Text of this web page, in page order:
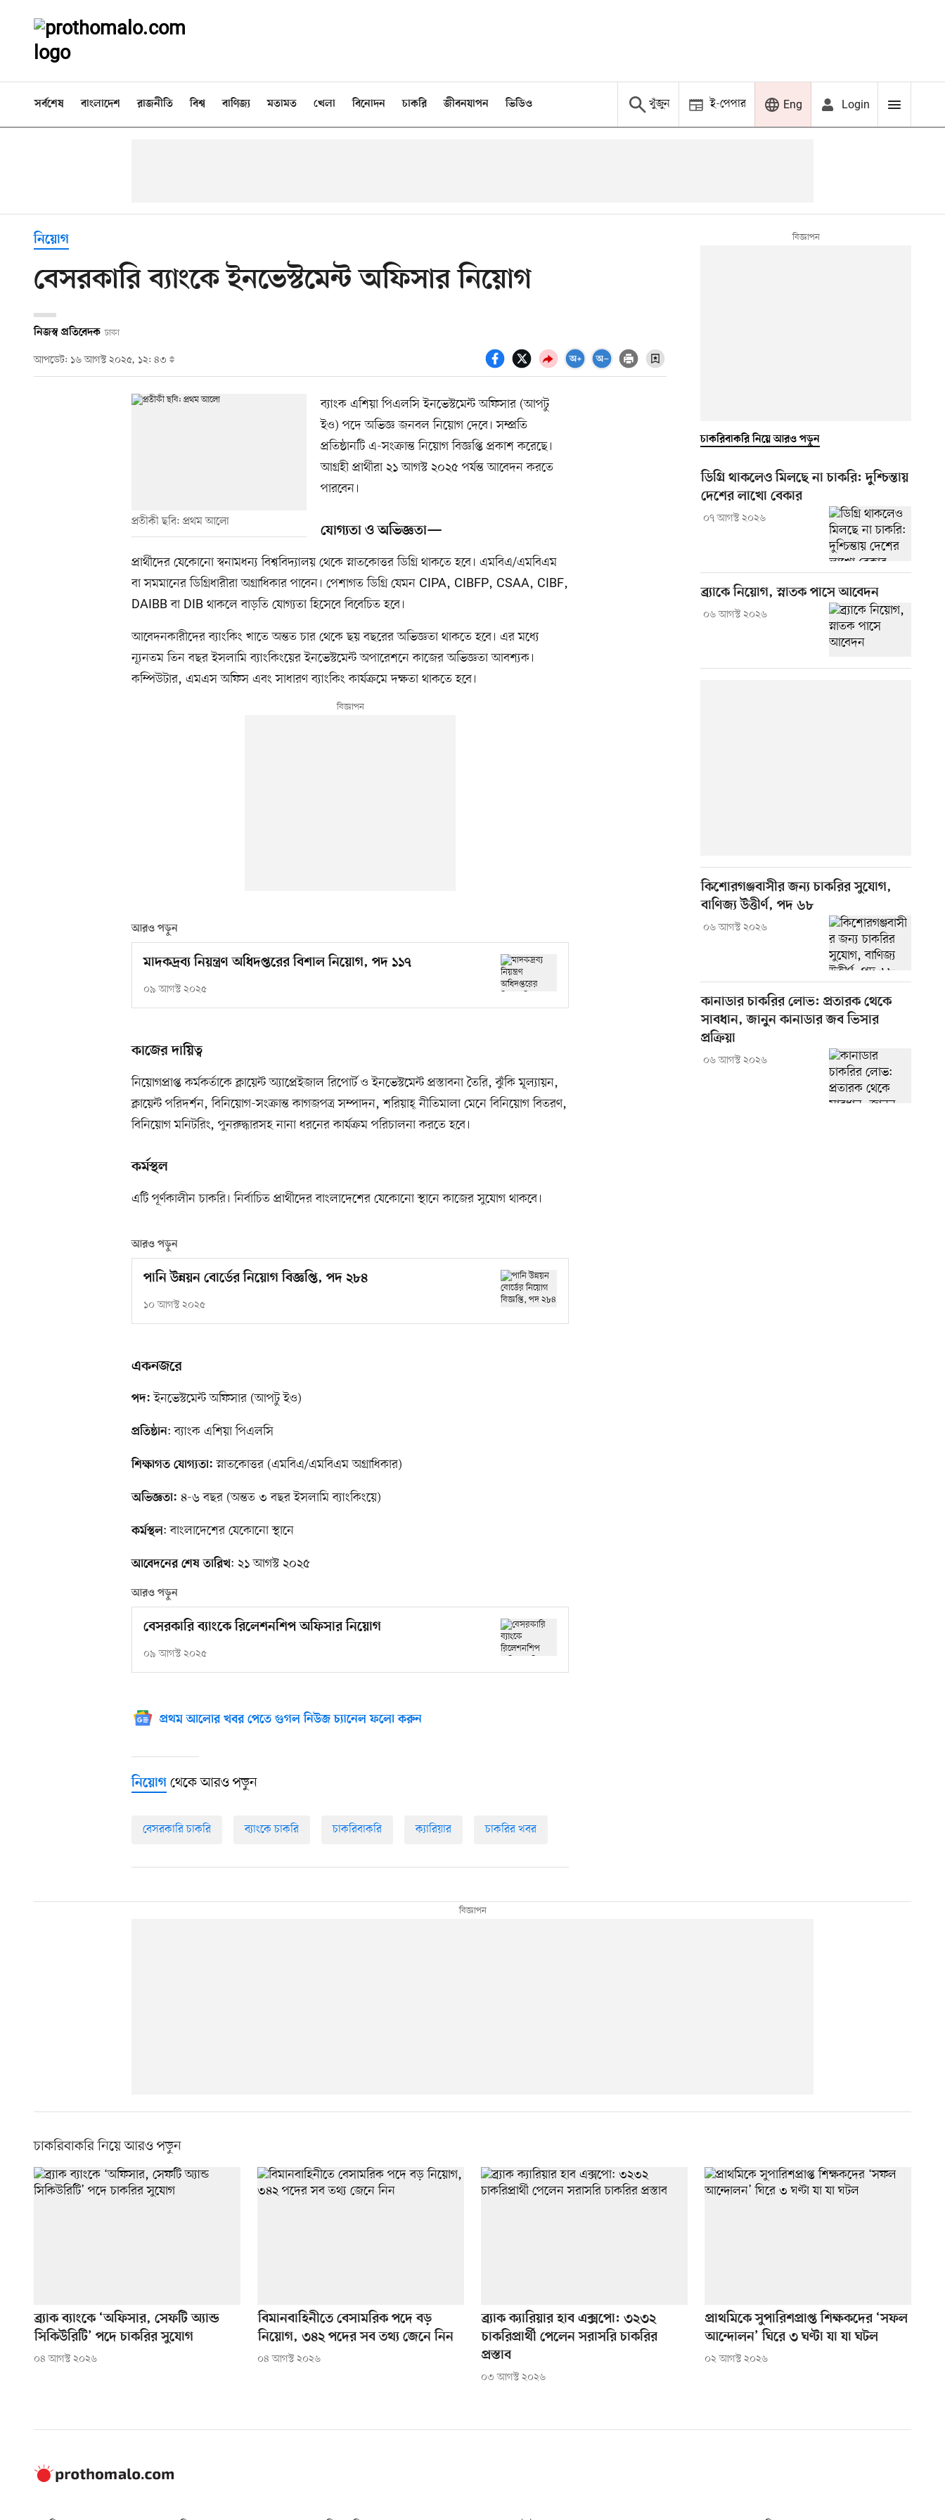
সর্বশেষ বাংলাদেশ রাজনীতি বিশ্ব বাণিজ্য মতামত খেলা বিনোদন চাকরি জীবনযাপন ভিডিও খুঁজুন ই-পেপার Eng Login
নিয়োগ
বেসরকারি ব্যাংকে ইনভেস্টমেন্ট অফিসার নিয়োগ
নিজস্ব প্রতিবেদক ঢাকা
আপডেট: ১৬ আগস্ট ২০২৫, ১২: ৪৩
প্রতীকী ছবি: প্রথম আলো
ব্যাংক এশিয়া পিএলসি ইনভেস্টমেন্ট অফিসার (আপটু
ইও) পদে অভিজ্ঞ জনবল নিয়োগ দেবে। সম্প্রতি
প্রতিষ্ঠানটি এ-সংক্রান্ত নিয়োগ বিজ্ঞপ্তি প্রকাশ করেছে।
আগ্রহী প্রার্থীরা ২১ আগস্ট ২০২৫ পর্যন্ত আবেদন করতে
পারবেন।
যোগ্যতা ও অভিজ্ঞতা—
প্রার্থীদের যেকোনো স্বনামধন্য বিশ্ববিদ্যালয় থেকে স্নাতকোত্তর ডিগ্রি থাকতে হবে। এমবিএ/এমবিএম
বা সমমানের ডিগ্রিধারীরা অগ্রাধিকার পাবেন। পেশাগত ডিগ্রি যেমন CIPA, CIBFP, CSAA, CIBF,
DAIBB বা DIB থাকলে বাড়তি যোগ্যতা হিসেবে বিবেচিত হবে।
আবেদনকারীদের ব্যাংকিং খাতে অন্তত চার থেকে ছয় বছরের অভিজ্ঞতা থাকতে হবে। এর মধ্যে
ন্যূনতম তিন বছর ইসলামি ব্যাংকিংয়ের ইনভেস্টমেন্ট অপারেশনে কাজের অভিজ্ঞতা আবশ্যক।
কম্পিউটার, এমএস অফিস এবং সাধারণ ব্যাংকিং কার্যক্রমে দক্ষতা থাকতে হবে।
আরও পড়ুন
মাদকদ্রব্য নিয়ন্ত্রণ অধিদপ্তরের বিশাল নিয়োগ, পদ ১১৭
০৯ আগস্ট ২০২৫
কাজের দায়িত্ব
নিয়োগপ্রাপ্ত কর্মকর্তাকে ক্লায়েন্ট অ্যাপ্রেইজাল রিপোর্ট ও ইনভেস্টমেন্ট প্রস্তাবনা তৈরি, ঝুঁকি মূল্যায়ন,
ক্লায়েন্ট পরিদর্শন, বিনিয়োগ-সংক্রান্ত কাগজপত্র সম্পাদন, শরিয়াহ্‌ নীতিমালা মেনে বিনিয়োগ বিতরণ,
বিনিয়োগ মনিটরিং, পুনরুদ্ধারসহ নানা ধরনের কার্যক্রম পরিচালনা করতে হবে।
কর্মস্থল
এটি পূর্ণকালীন চাকরি। নির্বাচিত প্রার্থীদের বাংলাদেশের যেকোনো স্থানে কাজের সুযোগ থাকবে।
আরও পড়ুন
পানি উন্নয়ন বোর্ডের নিয়োগ বিজ্ঞপ্তি, পদ ২৮৪
১০ আগস্ট ২০২৫
একনজরে
পদ: ইনভেস্টমেন্ট অফিসার (আপটু ইও)
প্রতিষ্ঠান: ব্যাংক এশিয়া পিএলসি
শিক্ষাগত যোগ্যতা: স্নাতকোত্তর (এমবিএ/এমবিএম অগ্রাধিকার)
অভিজ্ঞতা: ৪-৬ বছর (অন্তত ৩ বছর ইসলামি ব্যাংকিংয়ে)
কর্মস্থল: বাংলাদেশের যেকোনো স্থানে
আবেদনের শেষ তারিখ: ২১ আগস্ট ২০২৫
আরও পড়ুন
বেসরকারি ব্যাংকে রিলেশনশিপ অফিসার নিয়োগ
০৯ আগস্ট ২০২৫
প্রথম আলোর খবর পেতে গুগল নিউজ চ্যানেল ফলো করুন
নিয়োগ থেকে আরও পড়ুন
বেসরকারি চাকরি ব্যাংকে চাকরি চাকরিবাকরি ক্যারিয়ার চাকরির খবর
চাকরিবাকরি নিয়ে আরও পড়ুন
ডিগ্রি থাকলেও মিলছে না চাকরি: দুশ্চিন্তায়
দেশের লাখো বেকার
০৭ আগস্ট ২০২৬
ব্র্যাকে নিয়োগ, স্নাতক পাসে আবেদন
০৬ আগস্ট ২০২৬
কিশোরগঞ্জবাসীর জন্য চাকরির সুযোগ,
বাণিজ্য উত্তীর্ণ, পদ ৬৮
০৬ আগস্ট ২০২৬
কানাডার চাকরির লোভ: প্রতারক থেকে
সাবধান, জানুন কানাডার জব ভিসার
প্রক্রিয়া
০৬ আগস্ট ২০২৬
চাকরিবাকরি নিয়ে আরও পড়ুন
ব্র্যাক ব্যাংকে ‘অফিসার, সেফটি অ্যান্ড
সিকিউরিটি’ পদে চাকরির সুযোগ
০৪ আগস্ট ২০২৬
বিমানবাহিনীতে বেসামরিক পদে বড়
নিয়োগ, ৩৪২ পদের সব তথ্য জেনে নিন
০৪ আগস্ট ২০২৬
ব্র্যাক ক্যারিয়ার হাব এক্সপো: ৩২৩২
চাকরিপ্রার্থী পেলেন সরাসরি চাকরির
প্রস্তাব
০৩ আগস্ট ২০২৬
প্রাথমিকে সুপারিশপ্রাপ্ত শিক্ষকদের ‘সফল
আন্দোলন’ ঘিরে ৩ ঘণ্টা যা যা ঘটল
০২ আগস্ট ২০২৬